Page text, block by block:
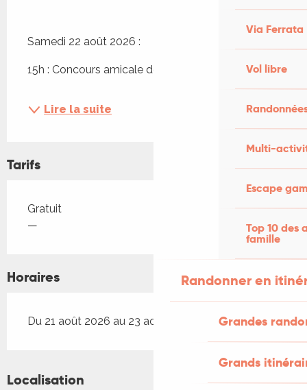
Via Ferrata
Vol libre
Multi-
Escape
Top 10 des
famille
Randonner en
Grandes
Grands
Samedi 22 août 2026 :
15h : Concours amicale de pétanque
Lire la suite
Tarifs
Tarifs 2026
Gratuit
—
Horaires
Du 21 août 2026 au 23 août 2026
Localisation